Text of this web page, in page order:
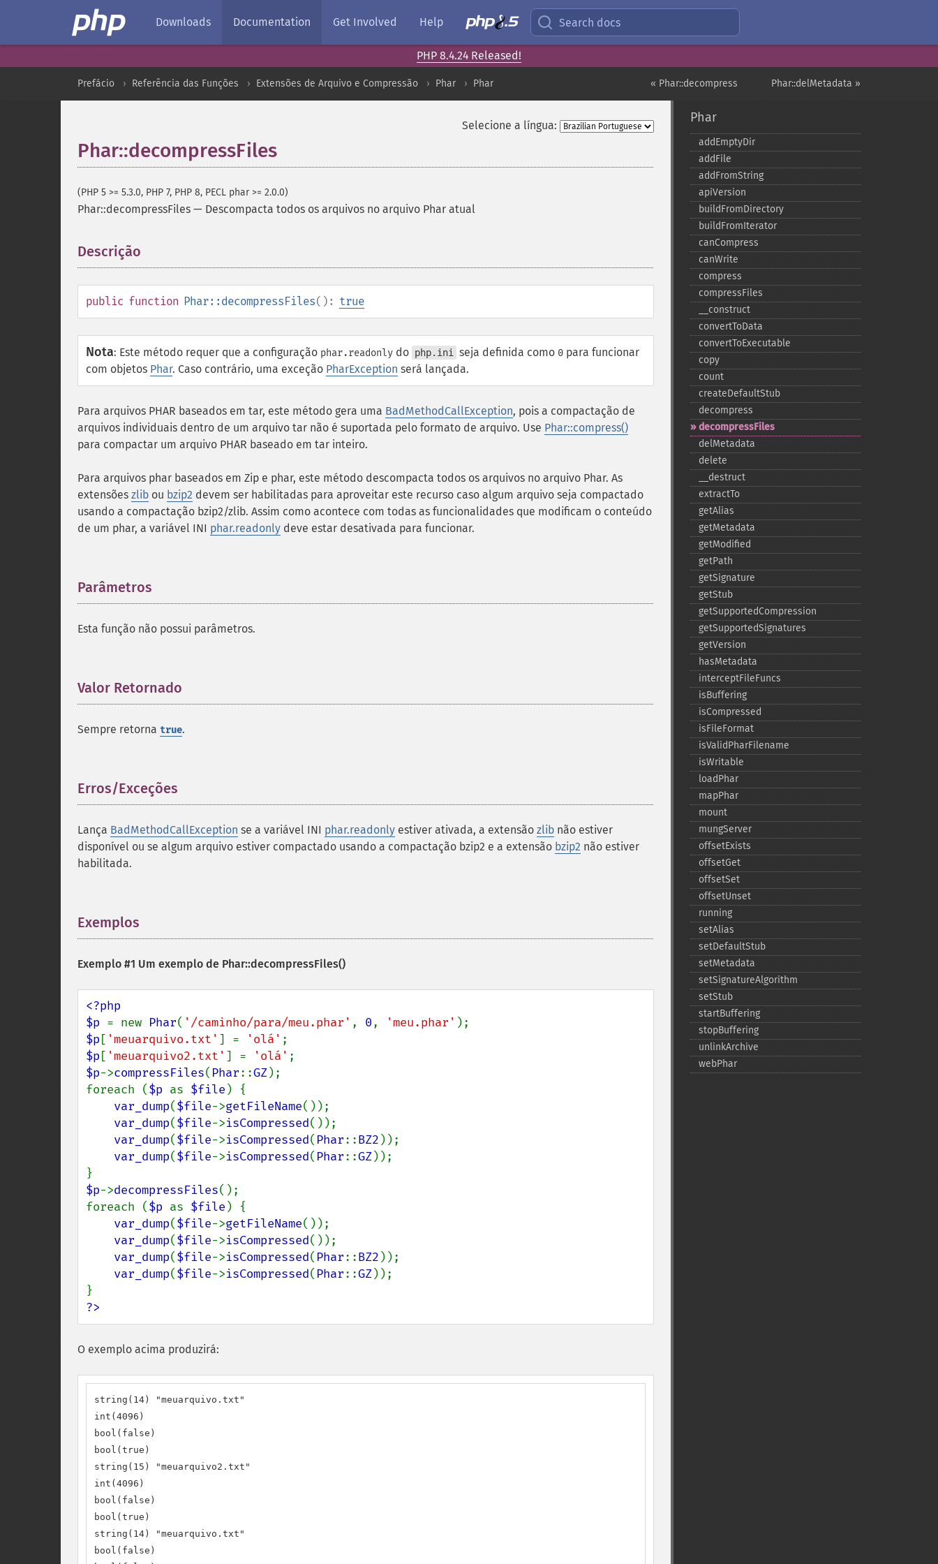
Downloads Documentation Get Involved Help Search docs
PHP 8.4.24 Released!
Phar::delMetadata »
« Phar::decompress
Prefácio Referência das Funções Extensões de Arquivo e Compressão Phar Phar
Selecione a língua:
Phar::decompressFiles
(PHP 5 >= 5.3.0, PHP 7, PHP 8, PECL phar >= 2.0.0)
Phar::decompressFiles — Descompacta todos os arquivos no arquivo Phar atual
Descrição
public function Phar::decompressFiles(): true
Nota: Este método requer que a configuração phar.readonly do php.ini seja definida como 0 para funcionar
com objetos Phar. Caso contrário, uma exceção PharException será lançada.
Para arquivos PHAR baseados em tar, este método gera uma BadMethodCallException, pois a compactação de
arquivos individuais dentro de um arquivo tar não é suportada pelo formato de arquivo. Use Phar::compress()
para compactar um arquivo PHAR baseado em tar inteiro.
Para arquivos phar baseados em Zip e phar, este método descompacta todos os arquivos no arquivo Phar. As
extensões zlib ou bzip2 devem ser habilitadas para aproveitar este recurso caso algum arquivo seja compactado
usando a compactação bzip2/zlib. Assim como acontece com todas as funcionalidades que modificam o conteúdo
de um phar, a variável INI phar.readonly deve estar desativada para funcionar.
Parâmetros
Esta função não possui parâmetros.
Valor Retornado
Sempre retorna true.
Erros/Exceções
Lança BadMethodCallException se a variável INI phar.readonly estiver ativada, a extensão zlib não estiver
disponível ou se algum arquivo estiver compactado usando a compactação bzip2 e a extensão bzip2 não estiver
habilitada.
Exemplos
Exemplo #1 Um exemplo de Phar::decompressFiles()
<?php
$p = new Phar( '/caminho/para/meu.phar' , 0, 'meu.phar'
$p [ 'meuarquivo.txt' ] = 'olá'
$p [ 'meuarquivo2.txt' ] = 'olá'
$p->compressFiles( Phar::GZ);
foreach ($p as $file ) {
var_dump($file->getFileName());
var_dump($file->isCompressed());
var_dump($file->isCompressed( Phar::BZ2 ));
var_dump($file->isCompressed( Phar::GZ));
$p->decompressFiles();
foreach ($p as $file ) {
var_dump($file->getFileName());
var_dump($file->isCompressed());
var_dump($file->isCompressed( Phar::BZ2 ));
var_dump($file->isCompressed( Phar::GZ));
?>
O exemplo acima produzirá:
string(14) "meuarquivo.txt"
int(4096)
bool(false)
bool(true)
string(15) "meuarquivo2.txt"
int(4096)
bool(false)
bool(true)
string(14) "meuarquivo.txt"
bool(false)
Phar
addEmptyDir
addFile
addFromString
apiVersion
buildFromDirectory
buildFromIterator
canCompress
canWrite
compress
compressFiles
_​_​construct
convertToData
convertToExecutable
copy
count
createDefaultStub
decompress
decompressFiles
delMetadata
delete
_​_​destruct
extractTo
getAlias
getMetadata
getModified
getPath
getSignature
getStub
getSupportedCompression
getSupportedSignatures
getVersion
hasMetadata
interceptFileFuncs
isBuffering
isCompressed
isFileFormat
isValidPharFilename
isWritable
loadPhar
mapPhar
mount
mungServer
offsetExists
offsetGet
offsetSet
offsetUnset
running
setAlias
setDefaultStub
setMetadata
setSignatureAlgorithm
setStub
startBuffering
stopBuffering
unlinkArchive
webPhar